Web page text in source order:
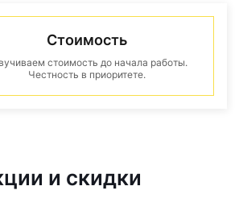
Стоимость
стоимость до начала работы.
Честность в приоритете.
и скидки